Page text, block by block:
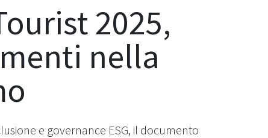
2025,
nella
e governance ESG, il documento